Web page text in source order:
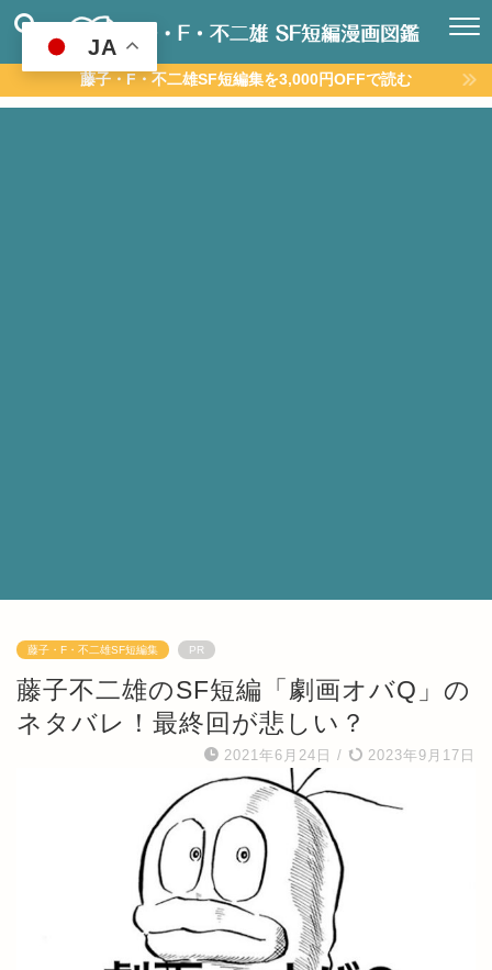
藤子・F・不二雄SF短編集を3,000円OFFで読む
藤子・F・不二雄SF短編集 PR
藤子不二雄のSF短編「劇画オバQ」の
ネタバレ！最終回が悲しい？
2021年6月24日 / 2023年9月17日
JA